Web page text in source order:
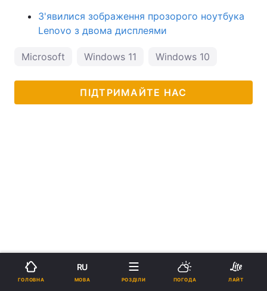
З'явилися зображення прозорого ноутбука
Lenovo з двома дисплеями
Microsoft Windows 11 Windows 10
ПІДТРИМАЙТЕ НАС
ГОЛОВНА
RU
МОВА РОЗДІЛИ ПОГОДА ЛАЙТ